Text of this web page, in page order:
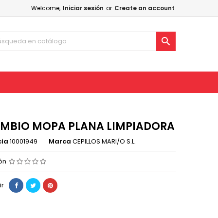
Welcome, Iniciar sesión or Create an account

MOPA PLANA LIMPIADORA
10001949 Marca CEPILLOS MARI/O S.L.